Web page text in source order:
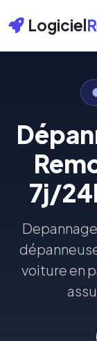
Logiciel
7j/
voiture en